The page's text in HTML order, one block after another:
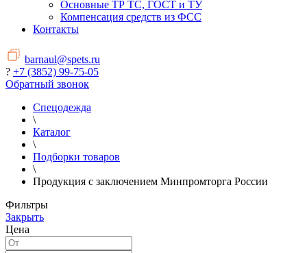
Основные ТР ТС, ГОСТ и ТУ
Компенсация средств из ФСС
Контакты
barnaul@spets.ru
? +7 (3852) 99-75-05
Обратный звонок
Спецодежда
\
Каталог
\
Подборки товаров
\
Продукция с заключением Минпромторга России
Фильтры
Закрыть
Цена